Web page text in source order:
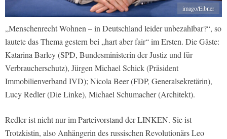
imago/Eibner
„Menschenrecht Wohnen – in Deutschland leider unbezahlbar?“, so
lautete das Thema gestern bei „hart aber fair“ im Ersten. Die Gäste:
Katarina Barley (SPD, Bundesministerin der Justiz und für
Verbraucherschutz), Jürgen Michael Schick (Präsident
Immobilienverband IVD); Nicola Beer (FDP, Generalsekretärin),
Lucy Redler (Die Linke), Michael Schumacher (Architekt).
Redler ist nicht nur im Parteivorstand der LINKEN. Sie ist
Trotzkistin, also Anhängerin des russischen Revolutionärs Leo